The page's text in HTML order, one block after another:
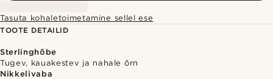
Tasuta kohaletoimetamine sellel ese
TOOTE DETAILID
Sterlinghõbe
Tugev, kauakestev ja nahale õrn
Nikkelivaba